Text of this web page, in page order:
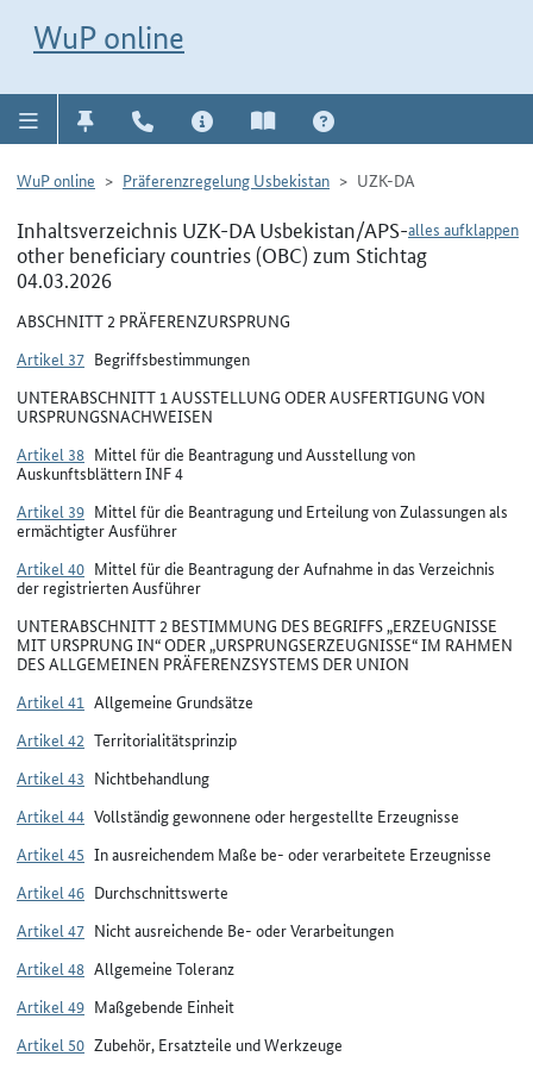
WuP online
WuP online Präferenzregelung Usbekistan UZK-DA
alles aufklappen
Inhaltsverzeichnis UZK-DA Usbekistan/APS-
other beneficiary countries (OBC) zum Stichtag
04.03.2026
ABSCHNITT 2 PRÄFERENZURSPRUNG
Artikel 37 Begriffsbestimmungen
UNTERABSCHNITT 1 AUSSTELLUNG ODER AUSFERTIGUNG VON
URSPRUNGSNACHWEISEN
Artikel 38 Mittel für die Beantragung und Ausstellung von
Auskunftsblättern INF 4
Artikel 39 Mittel für die Beantragung und Erteilung von Zulassungen als
ermächtigter Ausführer
Artikel 40 Mittel für die Beantragung der Aufnahme in das Verzeichnis
der registrierten Ausführer
UNTERABSCHNITT 2 BESTIMMUNG DES BEGRIFFS „ERZEUGNISSE
MIT URSPRUNG IN“ ODER „URSPRUNGSERZEUGNISSE“ IM RAHMEN
DES ALLGEMEINEN PRÄFERENZSYSTEMS DER UNION
Artikel 41 Allgemeine Grundsätze
Artikel 42 Territorialitätsprinzip
Artikel 43 Nichtbehandlung
Artikel 44 Vollständig gewonnene oder hergestellte Erzeugnisse
Artikel 45 In ausreichendem Maße be- oder verarbeitete Erzeugnisse
Artikel 46 Durchschnittswerte
Artikel 47 Nicht ausreichende Be- oder Verarbeitungen
Artikel 48 Allgemeine Toleranz
Artikel 49 Maßgebende Einheit
Artikel 50 Zubehör, Ersatzteile und Werkzeuge